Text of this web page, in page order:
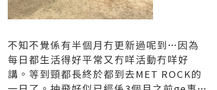
不知不覺係有半個月冇更新過呢到…因為
每日都生活得好平常又冇咩活動冇咩好
講。等到頸都長終於都到去MET ROCK的